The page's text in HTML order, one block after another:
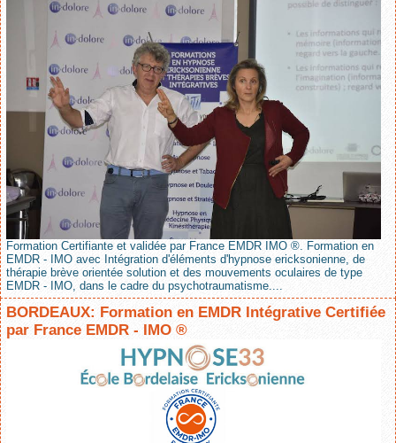
Formation Certifiante et validée par France EMDR IMO ®. Formation en
EMDR - IMO avec Intégration d'éléments d'hypnose ericksonienne, de
thérapie brève orientée solution et des mouvements oculaires de type
EMDR - IMO, dans le cadre du psychotraumatisme....
BORDEAUX: Formation en EMDR Intégrative Certifiée
par France EMDR - IMO ®